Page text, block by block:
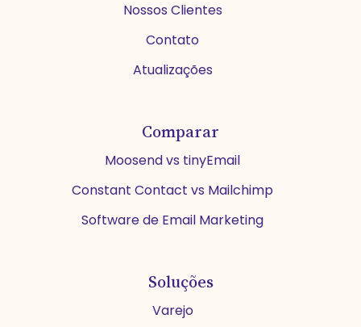
Nossos Clientes
Contato
Atualizações
Comparar
Moosend vs tinyEmail
Constant Contact vs Mailchimp
Software de Email Marketing
Soluções
Varejo